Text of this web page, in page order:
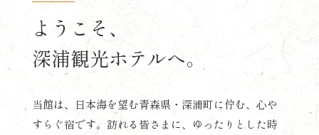
ようこそ、
深浦観光ホテルへ。
当館は、日本海を望む青森県・深浦町に佇む、心や
すらぐ宿です。訪れる皆さまに、ゆったりとした時